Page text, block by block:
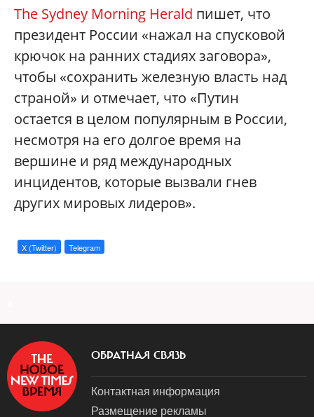
The Sydney Morning Herald пишет, что
президент России «нажал на спусковой
крючок на ранних стадиях заговора»,
чтобы «сохранить железную власть над
страной» и отмечает, что «Путин
остается в целом популярным в России,
несмотря на его долгое время на
вершине и ряд международных
инцидентов, которые вызвали гнев
других мировых лидеров».
X (Twitter) Telegram
ОБРАТНАЯ СВЯЗЬ
Контактная информация
Размещение рекламы